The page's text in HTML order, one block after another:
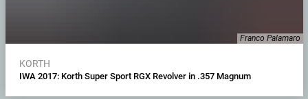
Franco Palamaro
KORTH
IWA 2017: Korth Super Sport RGX Revolver in .357 Magnum